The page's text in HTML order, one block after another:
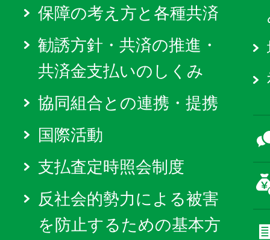
保障の考え方と各種共済
勧誘方針・共済の推進・
共済金支払いのしくみ
協同組合との連携・提携
国際活動
支払査定時照会制度
反社会的勢力による被害
を防止するための基本方